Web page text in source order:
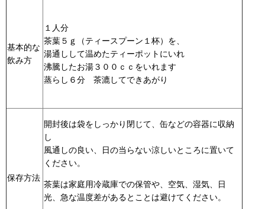
基本的な
飲み方
１人分
茶葉５ｇ（ティースプーン１杯）を、
湯通しして温めたティーポットにいれ
沸騰したお湯３００ｃｃをいれます
蒸らし６分 茶漉してできあがり
保存方法
開封後は袋をしっかり閉じて、缶などの容器に収納
し
風通しの良い、日の当らない涼しいところに置いて
ください。
茶葉は家庭用冷蔵庫での保管や、空気、湿気、日
光、急な温度差があるとことは避けてください。